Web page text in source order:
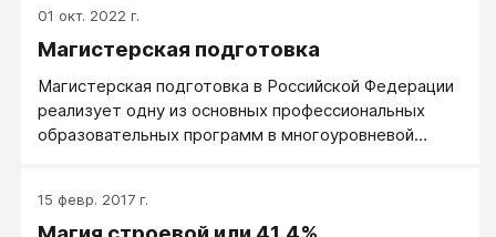
так далее.
01 окт. 2022 г.
Магистерская подготовка
Магистерская подготовка в Российской Федерации
реализует одну из основных профессиональных
образовательных программ в многоуровневой
исследовательскую и научно-педагогическую
деятельность.
15 февр. 2017 г.